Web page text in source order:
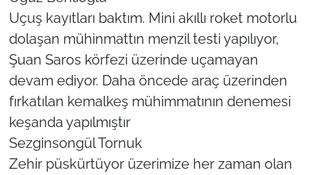
Uçuş kayıtları baktım. Mini akıllı roket motorlu
dolaşan mühinmattın menzil testi yapılıyor,
Şuan Saros körfezi üzerinde uçamayan
devam ediyor. Daha öncede araç üzerinden
fırkatılan kemalkeş mühimmatının denemesi
keşanda yapılmıştır
Sezginsongül Tornuk
Zehir püskürtüyor üzerimize her zaman olan